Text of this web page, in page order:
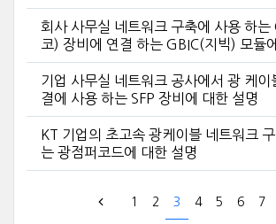
회사 사무실 네트워크 구축에 사용 하는
코) 장비에 연결 하는 GBIC(지빅) 모듈
기업 사무실 네트워크 공사에서 광 케이
결에 사용 하는 SFP 장비에 대한 설명
KT 기업의 초고속 광케이블 네트워크
는 광점퍼코드에 대한 설명
1 2 3 4 5 6 7